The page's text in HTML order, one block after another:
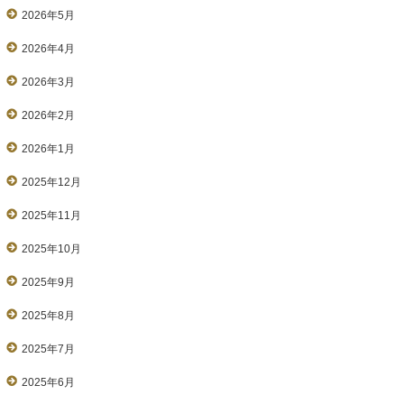
2026年5月
2026年4月
2026年3月
2026年2月
2026年1月
2025年12月
2025年11月
2025年10月
2025年9月
2025年8月
2025年7月
2025年6月